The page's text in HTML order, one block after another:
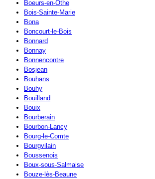
Boeurs-en-Othe
Bois-Sainte-Marie
Bona
Boncourt-le-Bois
Bonnard
Bonnay
Bonnencontre
Bosjean
Bouhans
Bouhy
Bouilland
Bouix
Bourberain
Bourbon-Lancy
Bourg-le-Comte
Bourgvilain
Boussenois
Boux-sous-Salmaise
Bouze-lès-Beaune